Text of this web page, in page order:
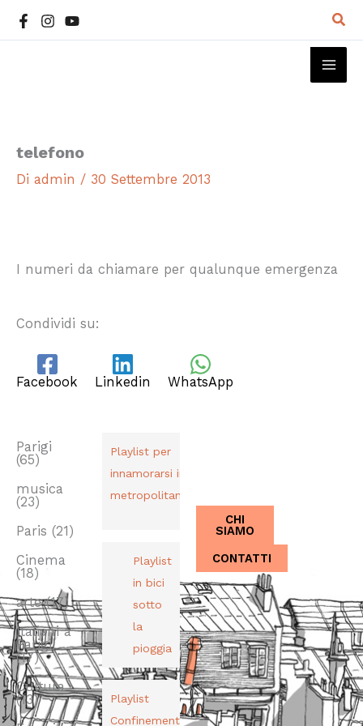
telefono
Di admin / 30 Settembre 2013
I numeri da chiamare per qualunque emergenza
Condividi su:
Facebook Linkedin WhatsApp
CHI
SIAMO
CONTATTI
Playlist per
innamorarsi in
metropolitana
Playlist
in bici
sotto
la
pioggia
Playlist
Confinement
Parigi
(65)
musica
(23)
Paris(21)
Cinema
(18)
arte(17)
Italiani a
Parigi
(17)
Cultura
(13)